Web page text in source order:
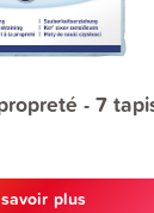
- 7
plus